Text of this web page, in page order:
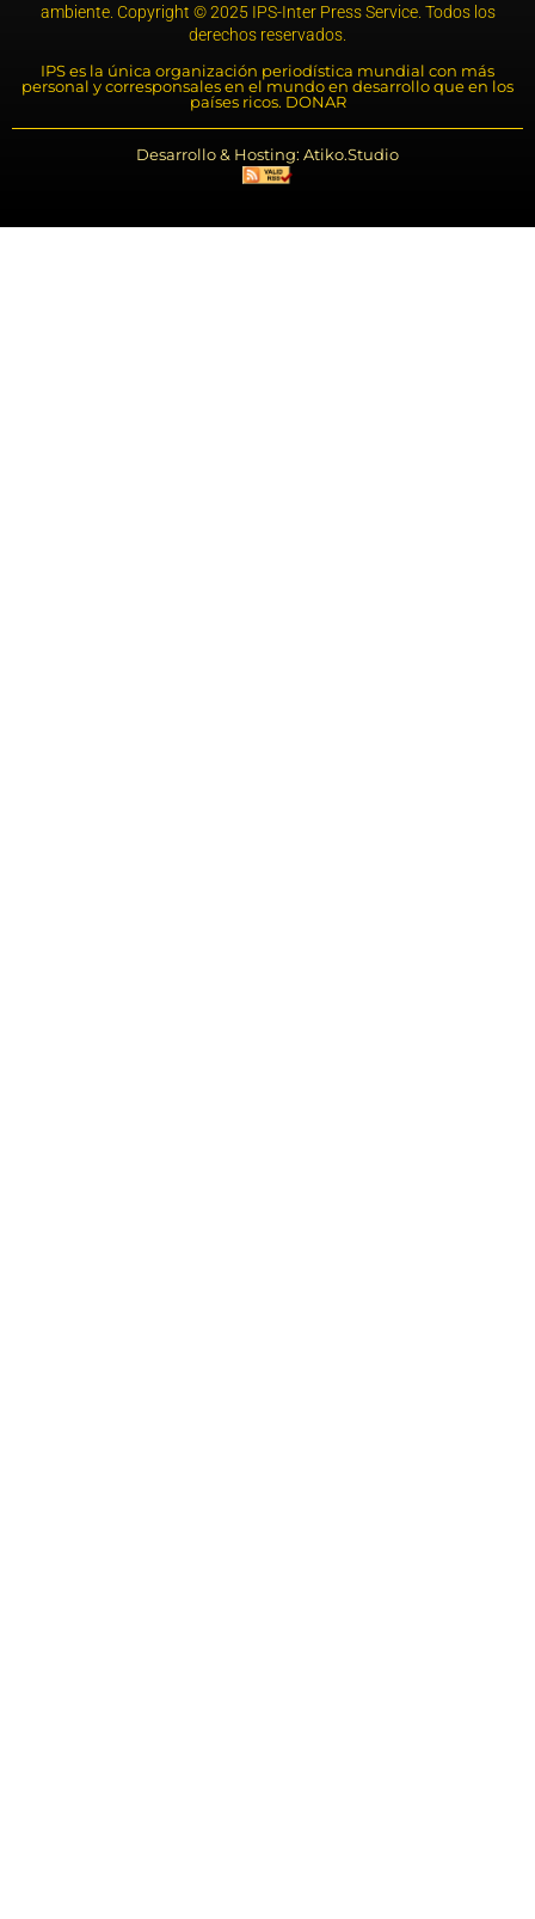
ambiente. Copyright © 2025 IPS-Inter Press Service. Todos los
derechos reservados.
IPS es la única organización periodística mundial con más
personal y corresponsales en el mundo en desarrollo que en los
países ricos. DONAR
Desarrollo & Hosting: Atiko.Studio